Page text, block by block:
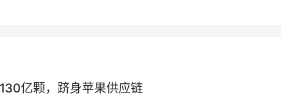
亿颗，跻身苹果供应链